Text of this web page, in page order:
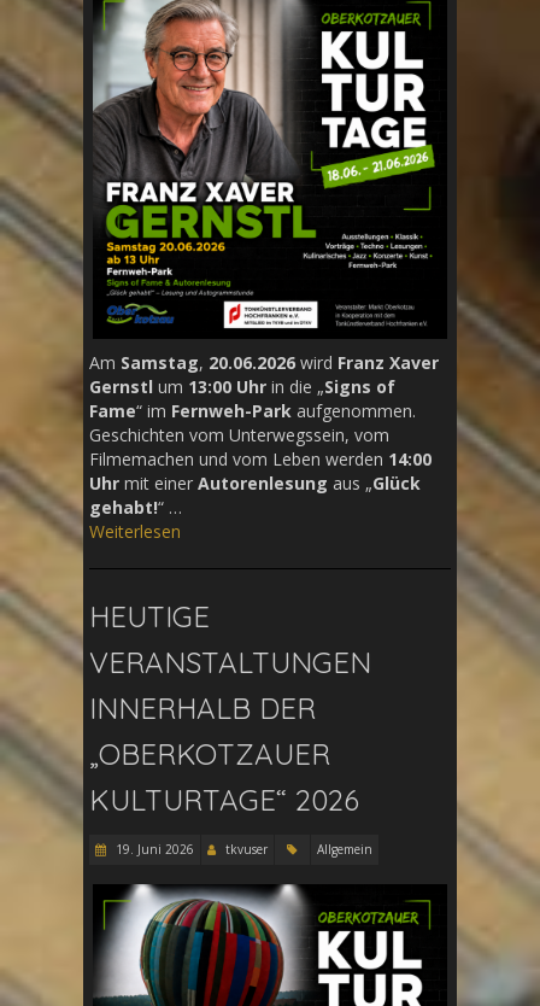
Am Samstag, 20.06.2026 wird Franz Xaver
Gernstl um 13:00 Uhr in die „Signs of
Fame“ im Fernweh-Park aufgenommen.
Geschichten vom Unterwegssein, vom
Filmemachen und vom Leben werden 14:00
Uhr mit einer Autorenlesung aus „Glück
gehabt!“ …
Weiterlesen
HEUTIGE
VERANSTALTUNGEN
INNERHALB DER
„OBERKOTZAUER
KULTURTAGE“ 2026
19. Juni 2026 tkvuser Allgemein